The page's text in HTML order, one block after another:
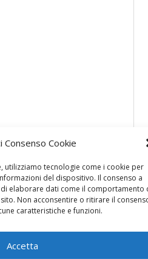
Consenso Cookie
utilizziamo tecnologie come i cookie per
del dispositivo. Il consenso a
elaborare dati come il comportamento
Non acconsentire o ritirare il
caratteristiche e funzioni.
Accetta